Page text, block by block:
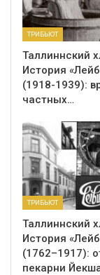
ТРИБЬЮТ
Таллиннский
История
(1918-1939):
частных…
ТРИБЬЮТ
Таллиннский
История
(1762–1917):
пекарни